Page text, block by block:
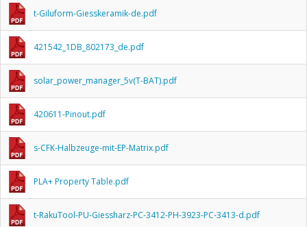
t-Giluform-Giesskeramik-de.pdf
421542_1DB_802173_de.pdf
solar_power_manager_5v(T-BAT).pdf
420611-Pinout.pdf
s-CFK-Halbzeuge-mit-EP-Matrix.pdf
PLA+ Property Table.pdf
t-RakuTool-PU-Giessharz-PC-3412-PH-3923-PC-3413-d.pdf